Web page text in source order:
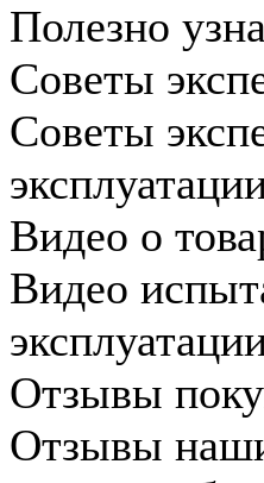
Полезно
Советы
Советы
Видео о
Видео
Отзывы
Отзывы